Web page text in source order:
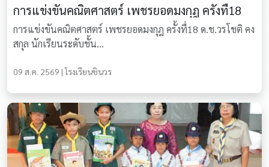
การแข่งขันคณิตศาสตร์ เพชรยอดมงกุฎ ครั้งทื่18
การแข่งขันคณิตศาสตร์ เพชรยอดมงกุฎ ครั้งทื่18 ด.ช.วรโชติ คง
สกุล นักเรียนระดับชั้น...
09 ส.ค. 2569 | โรงเรียนชินวร